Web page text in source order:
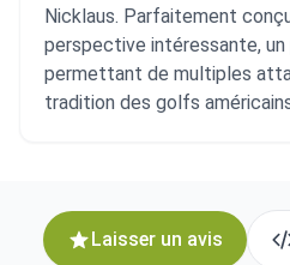
Nicklaus. Parfaitement
perspective intéressante,
permettant de multiples
tradition des golfs
Laisser un avis